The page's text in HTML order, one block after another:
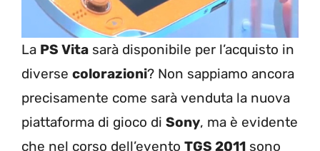
La PS Vita sarà disponibile per l’acquisto in
diverse colorazioni? Non sappiamo ancora
precisamente come sarà venduta la nuova
piattaforma di gioco di Sony, ma è evidente
che nel corso dell’evento TGS 2011 sono